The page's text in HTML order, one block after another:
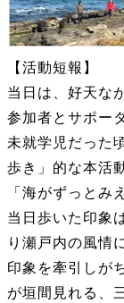
【活動短報】
当日は、好天な
参加者とサポー
未就学児だった
歩き」的な本活
「海がずっとみ
当日歩いた印象
り瀬戸内の風情
印象を牽引しが
が垣間見れる、